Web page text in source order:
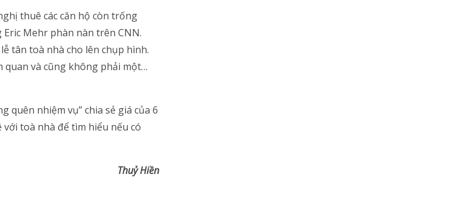
thuê các căn hộ còn trống
Mehr phàn nàn trên CNN.
tân toà nhà cho lên chụp hình.
và cũng không phải một…
quên nhiệm vụ” chia sẻ giá của 6
toà nhà để tìm hiểu nếu có
Thuỷ Hiền